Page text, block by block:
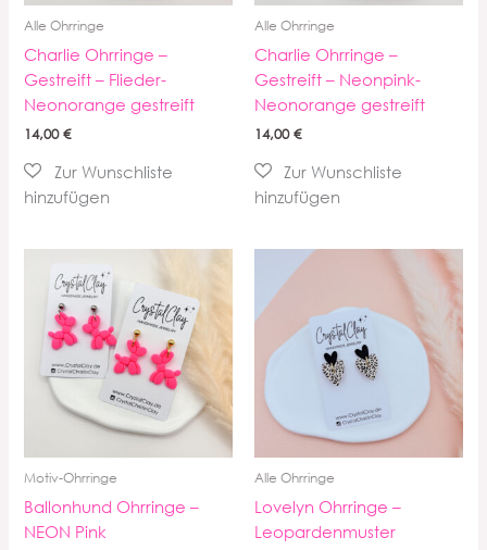
Alle Ohrringe
Charlie Ohrringe –
Gestreift – Flieder-
Neonorange gestreift
14,00€
Alle Ohrringe
Charlie Ohrringe –
Gestreift – Neonpink-
Neonorange gestreift
14,00€
Motiv-Ohrringe
Ballonhund Ohrringe –
NEON Pink
Alle Ohrringe
Lovelyn Ohrringe –
Leopardenmuster